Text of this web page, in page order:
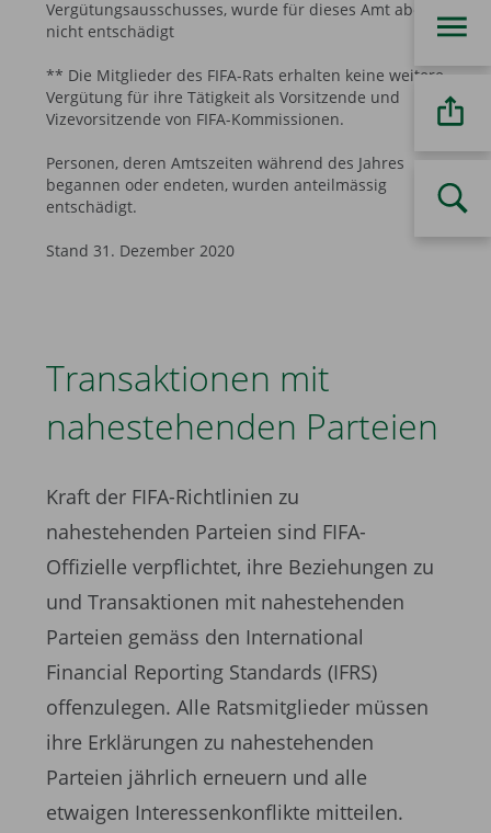
Vergütungsausschusses, wurde für dieses Amt aber
nicht entschädigt
** Die Mitglieder des FIFA-Rats erhalten keine weitere
Vergütung für ihre Tätigkeit als Vorsitzende und
Vizevorsitzende von FIFA-Kommissionen.
Personen, deren Amtszeiten während des Jahres
begannen oder endeten, wurden anteilmässig
entschädigt.
Stand 31. Dezember 2020
Transaktionen mit
nahestehenden Parteien
Kraft der FIFA-Richtlinien zu
nahestehenden Parteien sind FIFA-
Offizielle verpflichtet, ihre Beziehungen zu
und Transaktionen mit nahestehenden
Parteien gemäss den International
Financial Reporting Standards (IFRS)
offenzulegen. Alle Ratsmitglieder müssen
ihre Erklärungen zu nahestehenden
Parteien jährlich erneuern und alle
etwaigen Interessenkonflikte mitteilen.